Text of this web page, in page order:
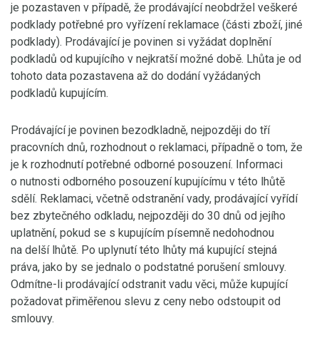
je pozastaven v případě, že prodávající neobdržel veškeré
podklady potřebné pro vyřízení reklamace (části zboží, jiné
podklady). Prodávající je povinen si vyžádat doplnění
podkladů od kupujícího v nejkratší možné době. Lhůta je od
tohoto data pozastavena až do dodání vyžádaných
podkladů kupujícím.
Prodávající je povinen bezodkladně, nejpozději do tří
pracovních dnů, rozhodnout o reklamaci, případně o tom, že
je k rozhodnutí potřebné odborné posouzení. Informaci
o nutnosti odborného posouzení kupujícímu v této lhůtě
sdělí. Reklamaci, včetně odstranění vady, prodávající vyřídí
bez zbytečného odkladu, nejpozději do 30 dnů od jejího
uplatnění, pokud se s kupujícím písemně nedohodnou
na delší lhůtě. Po uplynutí této lhůty má kupující stejná
práva, jako by se jednalo o podstatné porušení smlouvy.
Odmítne-li prodávající odstranit vadu věci, může kupující
požadovat přiměřenou slevu z ceny nebo odstoupit od
smlouvy.